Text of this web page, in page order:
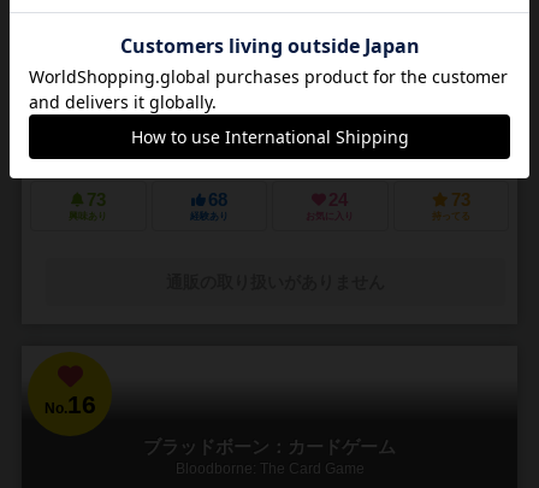
14歳～
木製駒の手触りに 中二心をくすぐる世界観 立体的に展開していく盤面
幅広い戦術 ！！
雷轟【-山吹-】は… ポーカーや麻雀のように役を作りポイントを競う
セットコレクションゲームです。 役を成立させる為には木駒を積み、
73
興味あり
68
経験あり
24
お気に入り
73
持ってる
No. 16
ブラッドボーン：カードゲーム
Bloodborne: The Card Game